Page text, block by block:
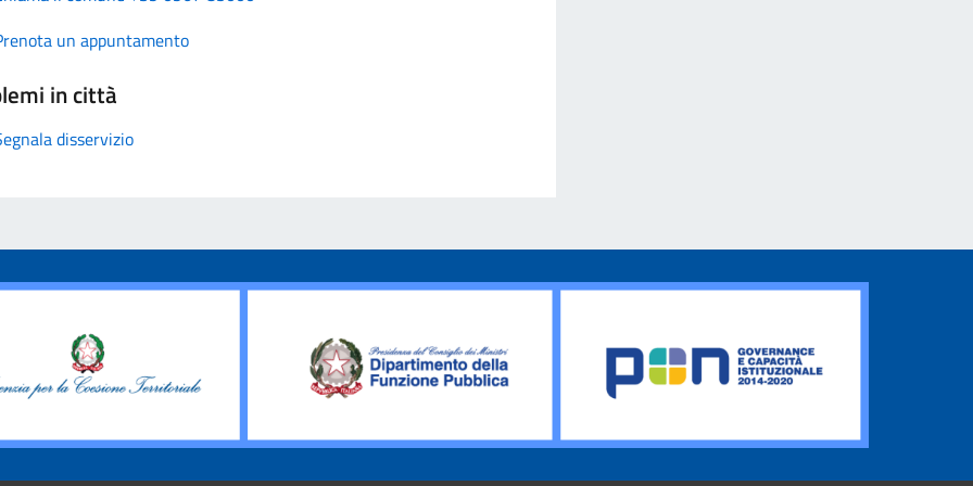
un appuntamento
in città
disservizio